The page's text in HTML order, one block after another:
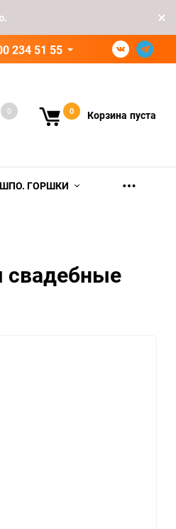
234 51 55
0 0 Корзина пуста
ГОРШКИ
свадебные